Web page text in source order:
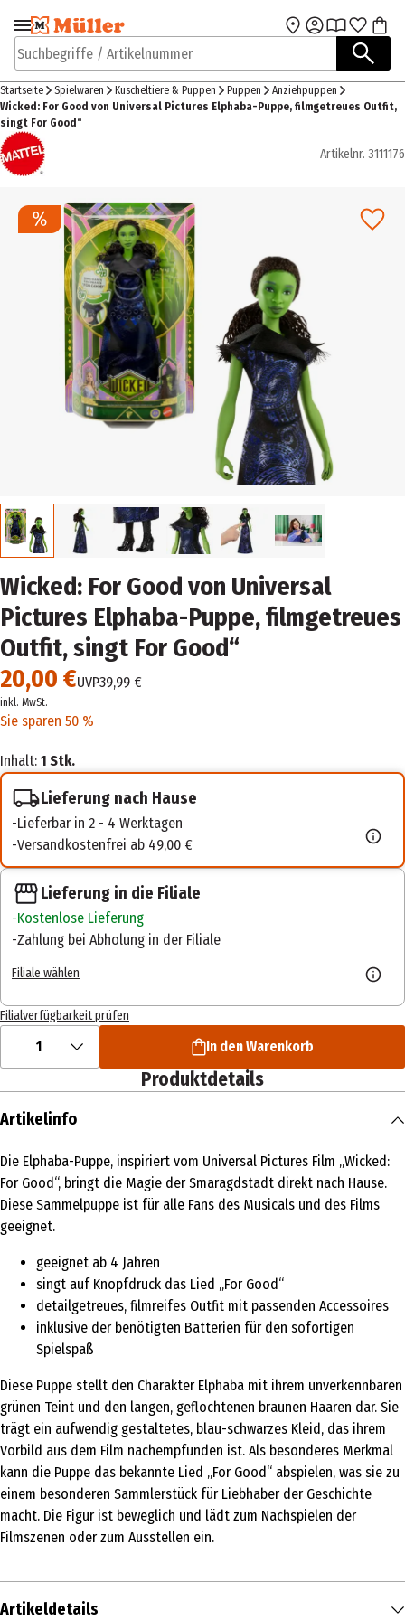
Zur Navigation
springen
Zum Hauptinhalt
Suchbegriffe / Artikelnummer
Startseite Spielwaren Kuscheltiere & Puppen Puppen
Anziehpuppen
Wicked: For Good von Universal Pictures Elphaba-Puppe, filmgetreues Outfit,
singt For Good“
Artikelnr. 3111176
Wicked: For Good von Universal
Pictures Elphaba-Puppe, filmgetreues
Outfit, singt For Good“
20,00 €UVP39,99 €
inkl. MwSt.
Sie sparen 50 %
Inhalt: 1 Stk.
Lieferung nach Hause
Lieferbar in 2 - 4 Werktagen
Versandkostenfrei ab 49,00 €
Lieferung in die Filiale
Kostenlose Lieferung
Zahlung bei Abholung in der Filiale
Filiale wählen
Filialverfügbarkeit prüfen
1 In den Warenkorb
Produktdetails
Artikelinfo
Die Elphaba-Puppe, inspiriert vom Universal Pictures Film „Wicked:
For Good“, bringt die Magie der Smaragdstadt direkt nach Hause.
Diese Sammelpuppe ist für alle Fans des Musicals und des Films
geeignet.
geeignet ab 4 Jahren
singt auf Knopfdruck das Lied „For Good“
detailgetreues, filmreifes Outfit mit passenden Accessoires
inklusive der benötigten Batterien für den sofortigen
Spielspaß
Diese Puppe stellt den Charakter Elphaba mit ihrem unverkennbaren
grünen Teint und den langen, geflochtenen braunen Haaren dar. Sie
trägt ein aufwendig gestaltetes, blau-schwarzes Kleid, das ihrem
Vorbild aus dem Film nachempfunden ist. Als besonderes Merkmal
kann die Puppe das bekannte Lied „For Good“ abspielen, was sie zu
einem besonderen Sammlerstück für Liebhaber der Geschichte
macht. Die Figur ist beweglich und lädt zum Nachspielen der
Filmszenen oder zum Ausstellen ein.
Artikeldetails